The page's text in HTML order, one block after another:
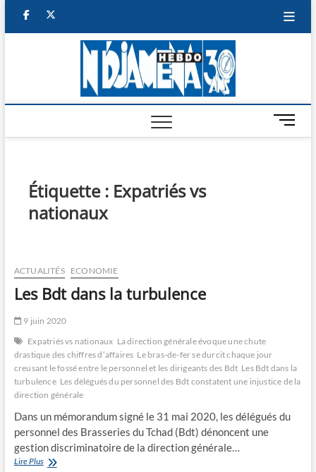
facebook
M
e
Étiquette : Expatriés vs
nationaux
ACTUALITÉS ECONOMIE
Les Bdt dans la turbulence
9 juin 2020
Expatriés vs nationaux La direction générale évoque une chute
drastique des chiffres d’affaires Le bras-de-fer se durcit chaque jour
creusant le fossé entre le personnel et les dirigeants des Bdt Les Bdt dans la
turbulence Les délégués du personnel des Bdt constatent une injustice de la
direction générale
Dans un mémorandum signé le 31 mai 2020, les délégués du
personnel des Brasseries du Tchad (Bdt) dénoncent une
gestion discriminatoire de la direction générale…
Lire PlusLes